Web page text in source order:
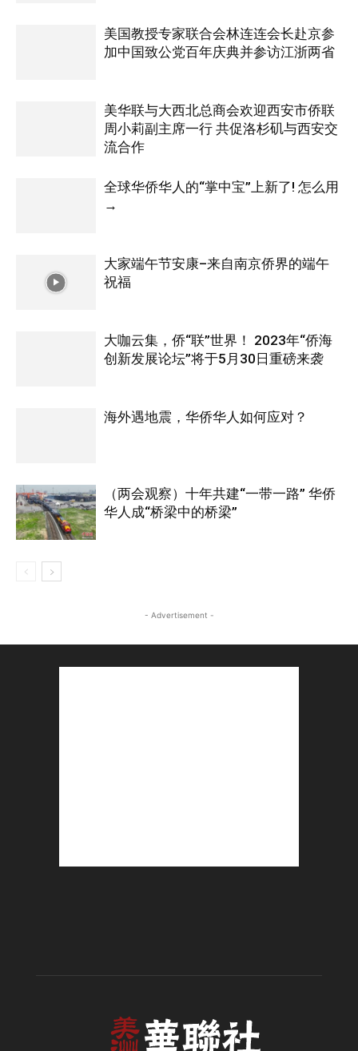
美国教授专家联合会林连连会长赴京参
加中国致公党百年庆典并参访江浙两省
美华联与大西北总商会欢迎西安市侨联
周小莉副主席一行 共促洛杉矶与西安交
流合作
全球华侨华人的“掌中宝”上新了! 怎么用
→
大家端午节安康–来自南京侨界的端午
祝福
大咖云集，侨“联”世界！ 2023年“侨海
创新发展论坛”将于5月30日重磅来袭
海外遇地震，华侨华人如何应对？
（两会观察）十年共建“一带一路” 华侨
华人成“桥梁中的桥梁”
- Advertisement -